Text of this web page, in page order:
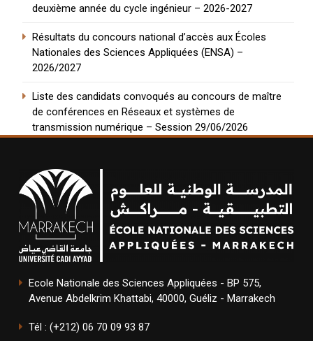
deuxième année du cycle ingénieur – 2026-2027
Résultats du concours national d’accès aux Écoles
Nationales des Sciences Appliquées (ENSA) –
2026/2027
Liste des candidats convoqués au concours de maître
de conférences en Réseaux et systèmes de
transmission numérique – Session 29/06/2026
Ecole Nationale des Sciences Appliquées - BP 575,
Avenue Abdelkrim Khattabi, 40000, Guéliz - Marrakech
Tél : (+212) 06 70 09 93 87